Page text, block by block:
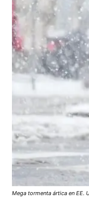
Mega tormenta ártica en EE.